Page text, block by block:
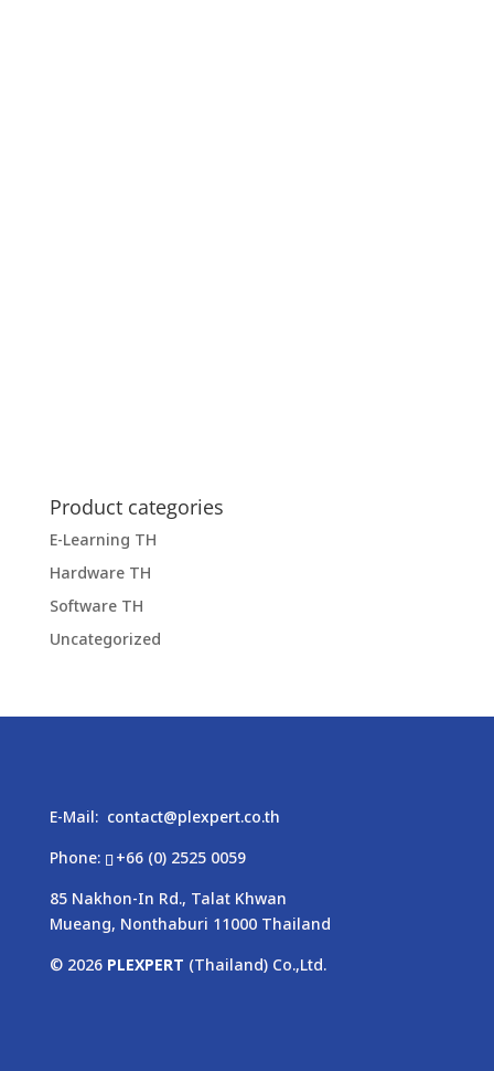
Product categories
E-Learning TH
Hardware TH
Software TH
Uncategorized
E-Mail: contact@plexpert.co.th
Phone:
+66 (0) 2525 0059
85 Nakhon-In Rd., Talat Khwan
Mueang, Nonthaburi 11000 Thailand
© 2026 PLEXPERT (Thailand) Co.,Ltd.